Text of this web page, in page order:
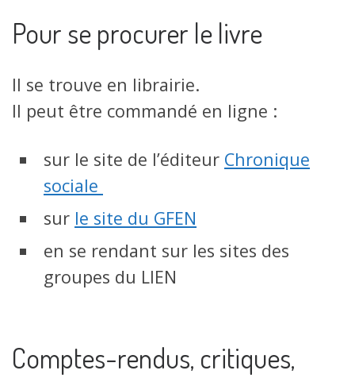
Pour se procurer le livre
Il se trouve en librairie.
Il peut être commandé en ligne :
sur le site de l’éditeur Chronique
sociale
sur le site du GFEN
en se rendant sur les sites des
groupes du LIEN
Comptes-rendus, critiques,